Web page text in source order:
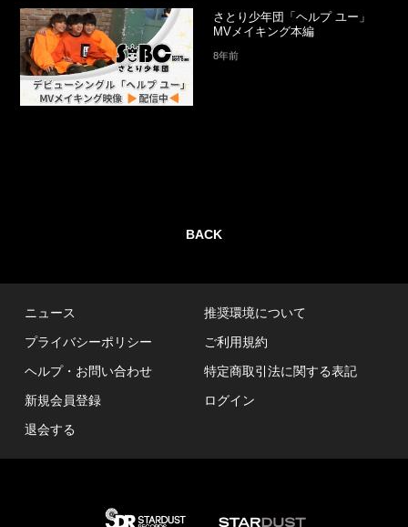
さとり少年団「ヘルプ ユー」
MVメイキング本編
8年前
BACK
ニュース
推奨環境について
プライバシーポリシー
ご利用規約
ヘルプ・お問い合わせ
特定商取引法に関する表記
新規会員登録
ログイン
退会する